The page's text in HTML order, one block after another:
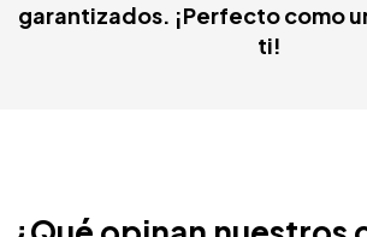
garantizados. ¡Perfecto como
ti!